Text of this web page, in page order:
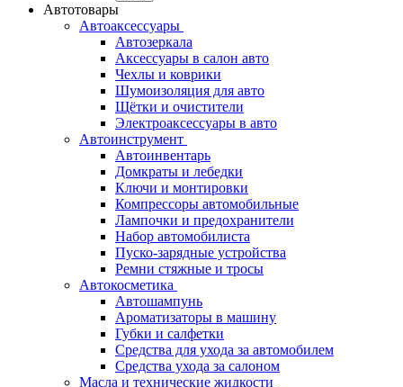
Автотовары
Автоаксессуары
Автозеркала
Аксессуары в салон авто
Чехлы и коврики
Шумоизоляция для авто
Щётки и очистители
Электроаксессуары в авто
Автоинструмент
Автоинвентарь
Домкраты и лебедки
Ключи и монтировки
Компрессоры автомобильные
Лампочки и предохранители
Набор автомобилиста
Пуско-зарядные устройства
Ремни стяжные и тросы
Автокосметика
Автошампунь
Ароматизаторы в машину
Губки и салфетки
Средства для ухода за автомобилем
Средства ухода за салоном
Масла и технические жидкости